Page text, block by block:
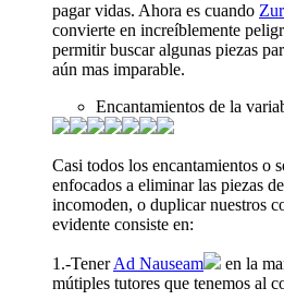
pagar vidas. Ahora es cuando
convierte en increíblemente
permitir buscar algunas piezas
aún mas imparable.
Encantamientos de la
Casi todos los encantamientos o
enfocados a eliminar las piezas
incomoden, o duplicar nuestros
evidente consiste en:
1.-TenerAd Nauseam
en la
mútiples tutores que tenemos al